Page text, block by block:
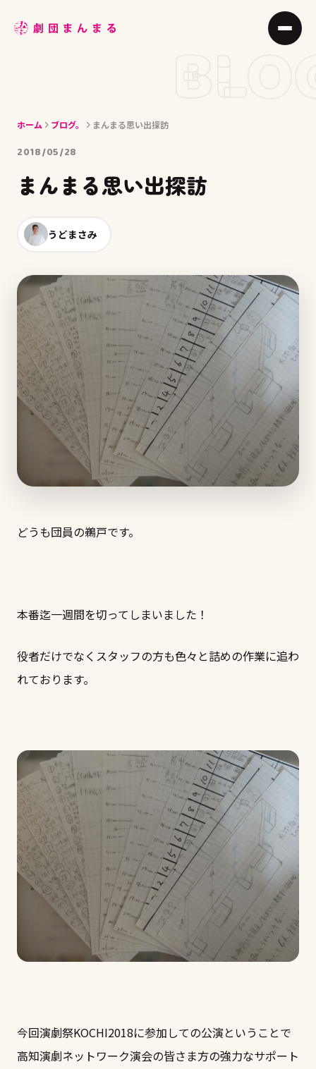
ABOUT
BLOG
ACCESS
ホーム ブログ。 まんまる思い出探訪
2018/05/28
まんまる思い出探訪
うどまさみ
どうも団員の鵜戸です。
本番迄一週間を切ってしまいました！
役者だけでなくスタッフの方も色々と詰めの作業に追わ
れております。
今回演劇祭KOCHI2018に参加しての公演ということで
高知演劇ネットワーク演会の皆さま方の強力なサポート